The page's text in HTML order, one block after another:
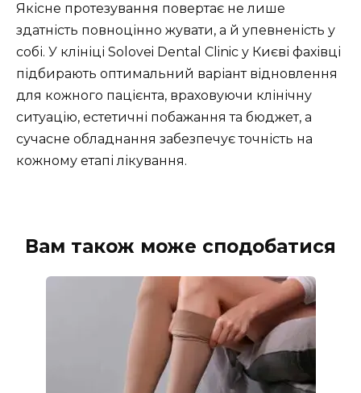
Якісне протезування повертає не лише
здатність повноцінно жувати, а й упевненість у
собі. У клініці Solovei Dental Clinic у Києві фахівці
підбирають оптимальний варіант відновлення
для кожного пацієнта, враховуючи клінічну
ситуацію, естетичні побажання та бюджет, а
сучасне обладнання забезпечує точність на
кожному етапі лікування.
Вам також може сподобатися